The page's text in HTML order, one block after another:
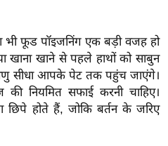
भी फूड पॉइजनिंग एक बड़ी वजह हो
खाना खाने से पहले हाथों को साबुन
सीधा आपके पेट तक पहुंच जाएंगे।
नियमित सफाई करनी चाहिए।
छिपे होते हैं, जोकि बर्तन के जरिए